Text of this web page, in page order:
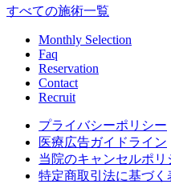
すべての施術一覧
Monthly Selection
Faq
Reservation
Contact
Recruit
プライバシーポリシー
医療広告ガイドライン
当院のキャンセルポリ
特定商取引法に基づく